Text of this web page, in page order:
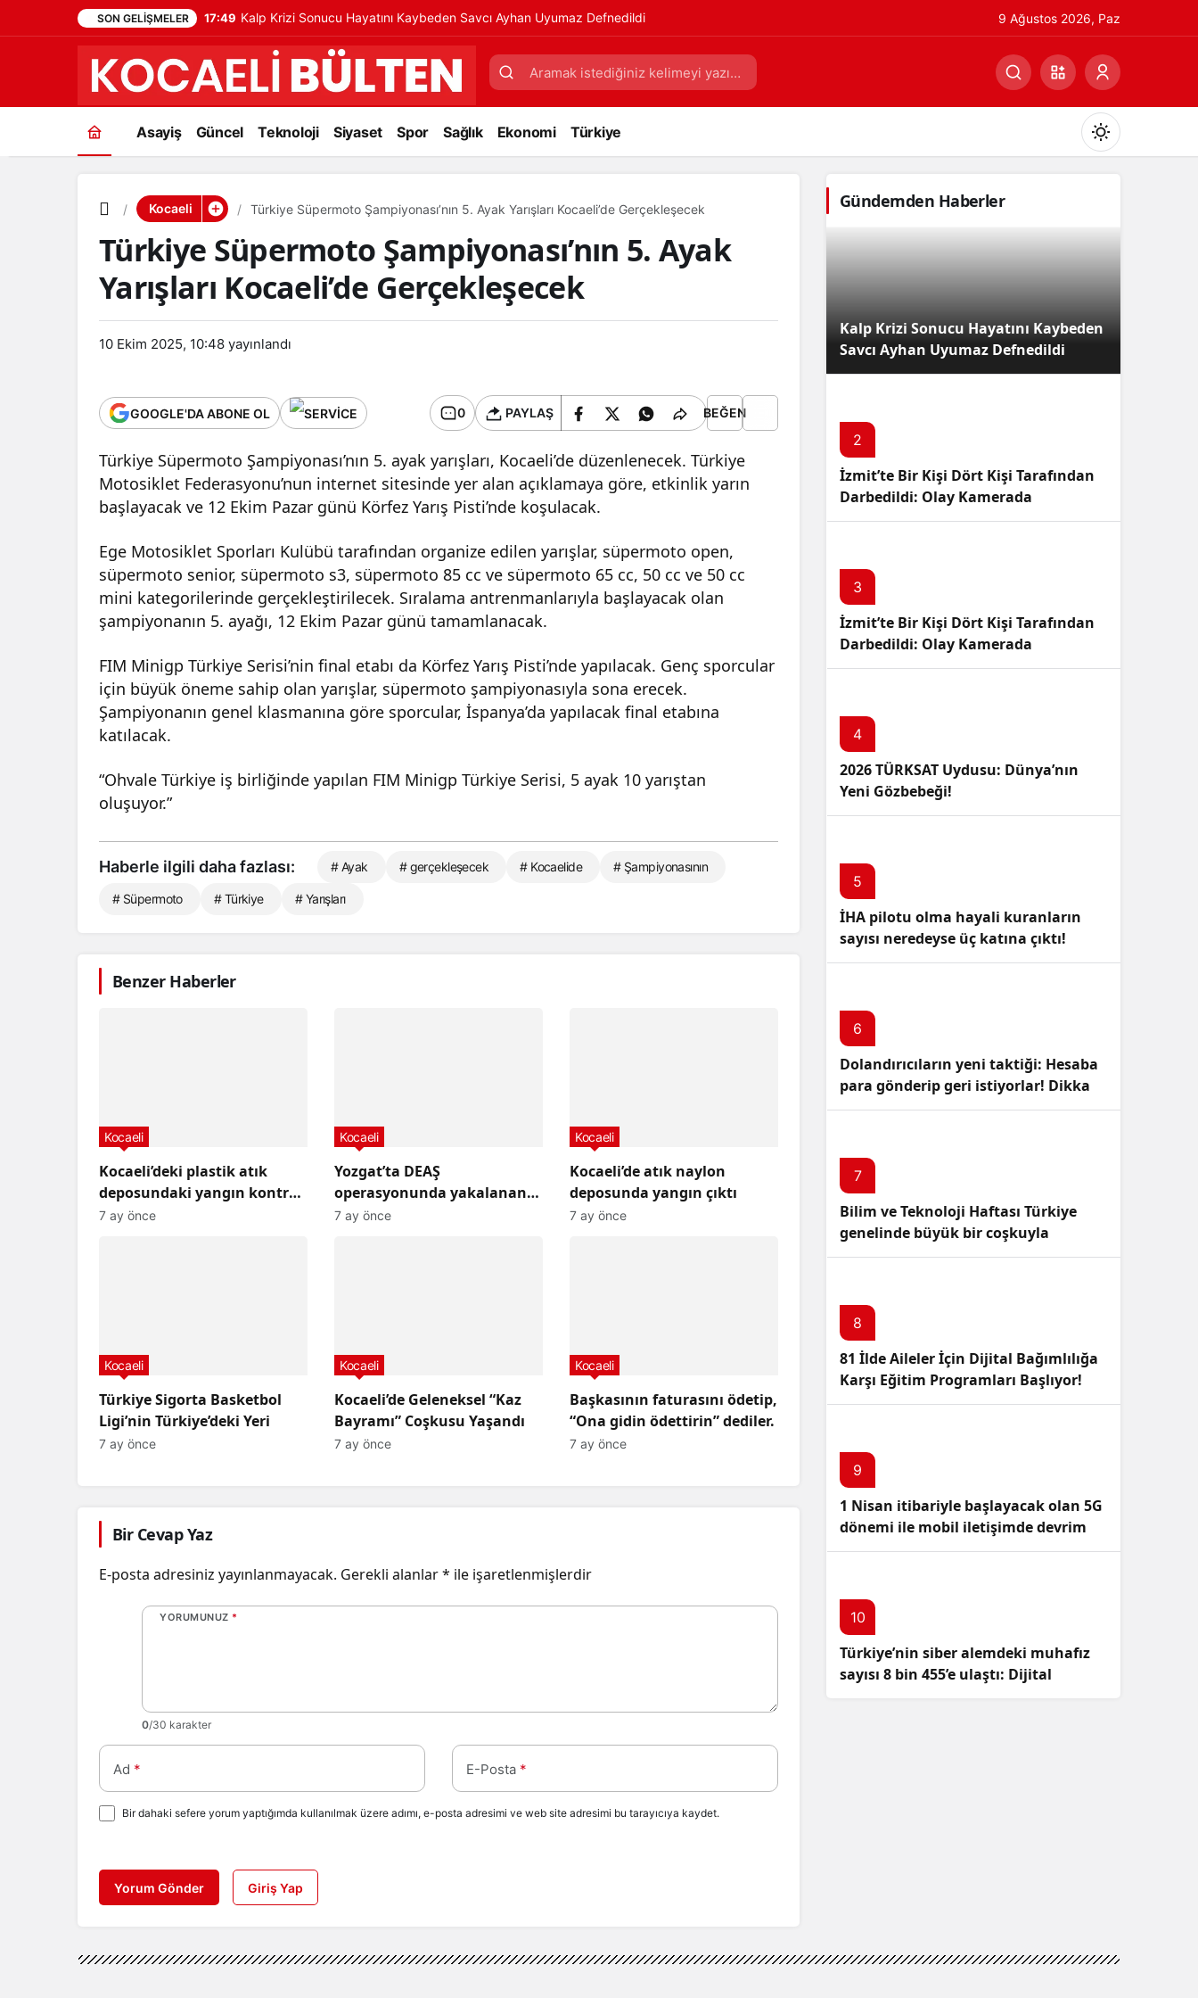
SON GELIŞMELER 17:49 Kalp Krizi Sonucu Hayatını Kaybeden Savcı Ayhan Uyumaz Defnedildi 9 Ağustos 2026, Paz
Asayiş Güncel Teknoloji Siyaset Spor Sağlık Ekonomi Türkiye
Gece Modu
Gece modunu seçin.
Kocaeli Türkiye Süpermoto Şampiyonası’nın 5. Ayak Yarışları Kocaeli’de Gerçekleşecek
Türkiye Süpermoto Şampiyonası’nın 5. Ayak
Yarışları Kocaeli’de Gerçekleşecek
10 Ekim 2025, 10:48 yayınlandı
GOOGLE'DA ABONE OL 0 PAYLAŞ BEĞEN
Türkiye Süpermoto Şampiyonası’nın 5. ayak yarışları, Kocaeli’de düzenlenecek. Türkiye
Motosiklet Federasyonu’nun internet sitesinde yer alan açıklamaya göre, etkinlik yarın
başlayacak ve 12 Ekim Pazar günü Körfez Yarış Pisti’nde koşulacak.
Ege Motosiklet Sporları Kulübü tarafından organize edilen yarışlar, süpermoto open,
süpermoto senior, süpermoto s3, süpermoto 85 cc ve süpermoto 65 cc, 50 cc ve 50 cc
mini kategorilerinde gerçekleştirilecek. Sıralama antrenmanlarıyla başlayacak olan
şampiyonanın 5. ayağı, 12 Ekim Pazar günü tamamlanacak.
FIM Minigp Türkiye Serisi’nin final etabı da Körfez Yarış Pisti’nde yapılacak. Genç sporcular
için büyük öneme sahip olan yarışlar, süpermoto şampiyonasıyla sona erecek.
Şampiyonanın genel klasmanına göre sporcular, İspanya’da yapılacak final etabına
katılacak.
“Ohvale Türkiye iş birliğinde yapılan FIM Minigp Türkiye Serisi, 5 ayak 10 yarıştan
oluşuyor.”
Haberle ilgili daha fazlası: # Ayak # gerçekleşecek # Kocaelide # Şampiyonasının
# Süpermoto # Türkiye # Yarışları
Benzer Haberler
Kocaeli’deki plastik atık
deposundaki yangın kontrol
altına alındı.
Kocaeli
7 ay önce
Yozgat’ta DEAŞ
operasyonunda yakalanan
şüpheli tutuklandı,
Kocaeli
7 ay önce
Kocaeli’de atık naylon
deposunda yangın çıktı
Kocaeli
7 ay önce
Türkiye Sigorta Basketbol
Ligi’nin Türkiye’deki Yeri
Kocaeli
7 ay önce
Kocaeli’de Geleneksel “Kaz
Bayramı” Coşkusu Yaşandı
Kocaeli
7 ay önce
Başkasının faturasını ödetip,
“Ona gidin ödettirin” dediler.
Kocaeli
7 ay önce
Bir Cevap Yaz
E-posta adresiniz yayınlanmayacak. Gerekli alanlar* ile işaretlenmişlerdir
YORUMUNUZ *
0/30 karakter
Ad * E-Posta *
Bir dahaki sefere yorum yaptığımda kullanılmak üzere adımı, e-posta adresimi ve web site adresimi bu tarayıcıya kaydet.
Yorum Gönder Giriş Yap
Gündemden Haberler
Kalp Krizi Sonucu Hayatını Kaybeden
Savcı Ayhan Uyumaz Defnedildi
2
İzmit’te Bir Kişi Dört Kişi Tarafından
Darbedildi: Olay Kamerada
3
İzmit’te Bir Kişi Dört Kişi Tarafından
Darbedildi: Olay Kamerada
4
2026 TÜRKSAT Uydusu: Dünya’nın
Yeni Gözbebeği!
5
İHA pilotu olma hayali kuranların
sayısı neredeyse üç katına çıktı!
6
Dolandırıcıların yeni taktiği: Hesaba
para gönderip geri istiyorlar! Dikkat
Edin!
7
Bilim ve Teknoloji Haftası Türkiye
genelinde büyük bir coşkuyla
kutlandı: İşte Etkinlikler ve
8
81 İlde Aileler İçin Dijital Bağımlılığa
Karşı Eğitim Programları Başlıyor!
9
1 Nisan itibariyle başlayacak olan 5G
dönemi ile mobil iletişimde devrim
başlıyor!
10
Türkiye’nin siber alemdeki muhafız
sayısı 8 bin 455’e ulaştı: Dijital